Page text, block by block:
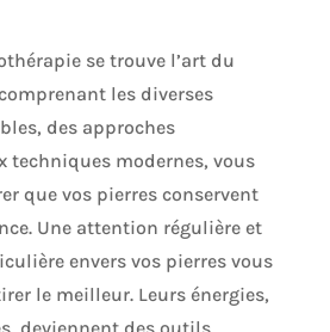
se trouve l’art du
les diverses
des approches
techniques modernes, vous
que vos pierres conservent
Une attention régulière et
envers vos pierres vous
le meilleur. Leurs énergies,